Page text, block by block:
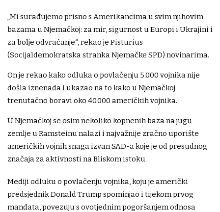
„Mi surađujemo prisno s Amerikancima u svim njihovim
bazama u Njemačkoj: za mir, sigurnost u Europi i Ukrajini i
za bolje odvraćanje“, rekao je Pisturius
(Socijaldemokratska stranka Njemačke SPD) novinarima.
On je rekao kako odluka o povlačenju 5.000 vojnika nije
došla iznenada i ukazao na to kako u Njemačkoj
trenutačno boravi oko 40.000 američkih vojnika.
U Njemačkoj se osim nekoliko kopnenih baza na jugu
zemlje u Ramsteinu nalazi i najvažnije zračno uporište
američkih vojnih snaga izvan SAD-a koje je od presudnog
značaja za aktivnosti na Bliskom istoku.
Mediji odluku o povlačenju vojnika, koju je američki
predsjednik Donald Trump spominjao i tijekom prvog
mandata, povezuju s ovotjednim pogoršanjem odnosa